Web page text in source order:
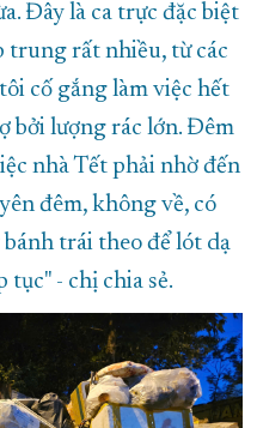
Đây là ca trực đặc biệt
trung rất nhiều, từ các
cố gắng làm việc hết
bởi lượng rác lớn. Đêm
nhà Tết phải nhờ đến
đêm, không về, có
trái theo để lót dạ
tục" - chị chia sẻ.